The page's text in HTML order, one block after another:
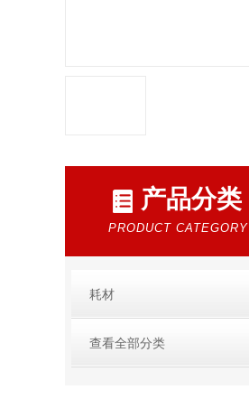
产品分类
PRODUCT CATEGORY
耗材
查看全部分类